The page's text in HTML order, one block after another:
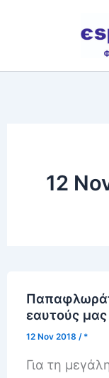
12
εαυτούς
12 Nov 2018/ *
Για τη